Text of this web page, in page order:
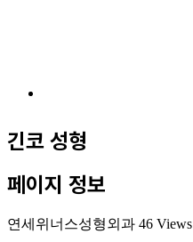
긴코 성형
페이지 정보
연세위너스성형외과 46 Views